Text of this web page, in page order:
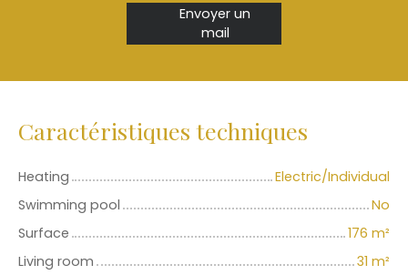
Envoyer un
mail
Caractéristiques techniques
Heating
Electric/Individual
Swimming pool
No
Surface
176 m²
Living room
31 m²